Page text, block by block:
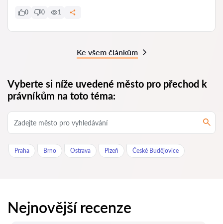
0 0 1
Ke všem článkům
Vyberte si níže uvedené město pro přechod k
právníkům na toto téma:
Praha Brno Ostrava Plzeň České Budějovice
Nejnovější recenze